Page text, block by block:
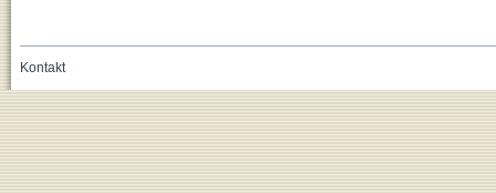
Kontakt